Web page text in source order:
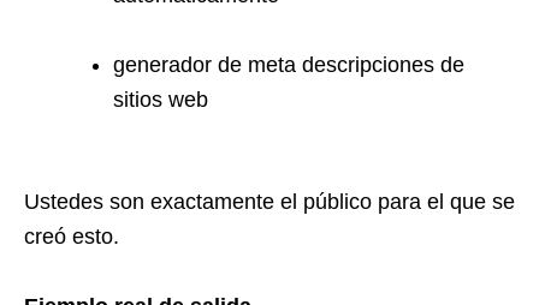
generador de meta descripciones de
sitios web
Ustedes son exactamente el público para el que se
creó esto.